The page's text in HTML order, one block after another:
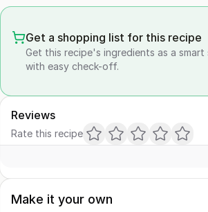
Get a shopping list for this recipe
Get this recipe's ingredients as a
with easy check-off.
Reviews
Rate this recipe
Make it your own